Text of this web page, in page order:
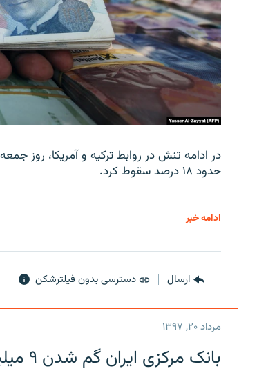
در ادامه تنش در روابط ترکیه و آمریکا، روز
حدود ۱۸ درصد سقوط کرد.
ادامه خبر
ارسال دسترسی بدون فیلترشکن
مرداد ۲۰, ۱۳۹۷
بانک مرکزی ایران گم شدن ۹ میلیارد دلار را تکذیب کرد